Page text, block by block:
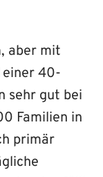
aber mit
40-
sehr gut bei
Familien in
primär